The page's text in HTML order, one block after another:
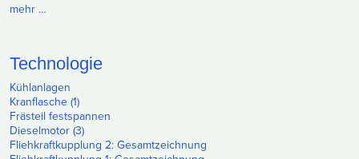
mehr …
Technologie
Kühlanlagen
Kranflasche (1)
Frästeil festspannen
Dieselmotor (3)
Fliehkraftkupplung 2: Gesamtzeichnung